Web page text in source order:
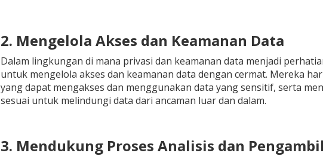
2. Mengelola Akses dan Keamanan Data
Dalam lingkungan di mana privasi dan keamanan data menjadi
untuk mengelola akses dan keamanan data dengan cermat. Mereka
yang dapat mengakses dan menggunakan data yang sensitif, serta
sesuai untuk melindungi data dari ancaman luar dan dalam.
3. Mendukung Proses Analisis dan